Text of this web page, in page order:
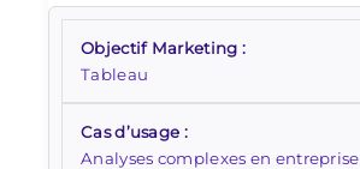
Tableau
Analyses complexes en entreprise